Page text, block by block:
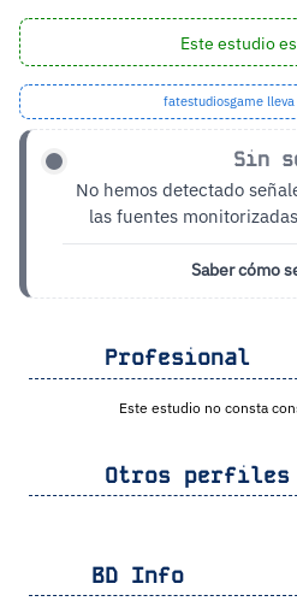
Este estudio
fatestudiosgame lleva
Sin
No hemos detectado
las fuentes
Saber cómo
Profesional
Este estudio no consta
Otros perfiles
BD Info